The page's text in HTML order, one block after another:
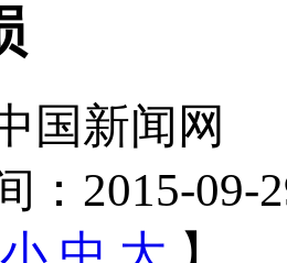
国新闻网
：2015-09-